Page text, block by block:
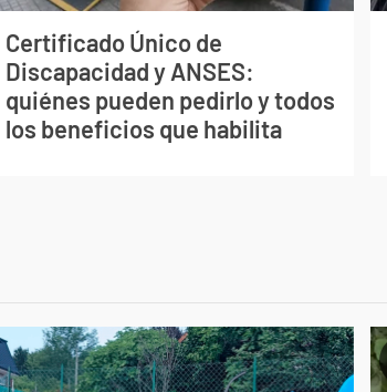
Certificado Único de
Discapacidad y ANSES:
quiénes pueden pedirlo y todos
los beneficios que habilita